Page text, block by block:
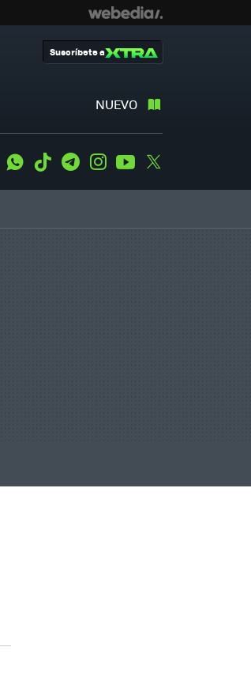
NUEVO
Suscríbete a
WhatsApp
Tiktok TelegramInstagramYoutube